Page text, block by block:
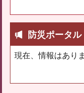
防災ポータル
現在、情報はあり